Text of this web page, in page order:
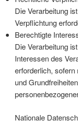
Die Verarbeitung
Verpflichtung
Berechtigte
Die Verarbeitung
Interessen des
erforderlich,
und
Nationale